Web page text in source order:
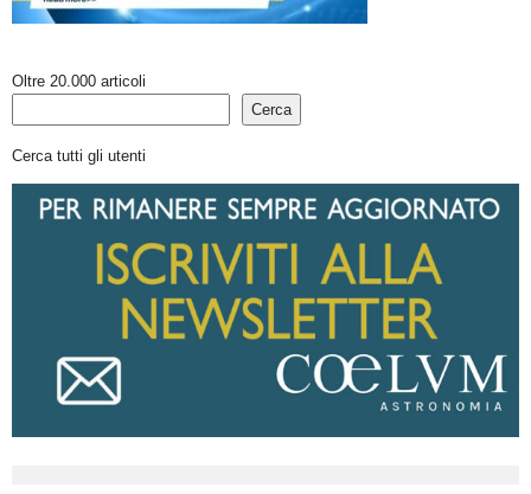
Oltre 20.000 articoli
Cerca
Cerca tutti gli utenti